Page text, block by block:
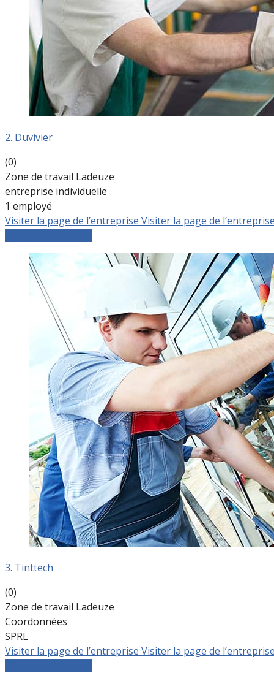
2. Duvivier
(0)
Zone de travail Ladeuze
entreprise individuelle
1 employé
Visiter la page de l’entreprise Visiter la page de
3. Tinttech
(0)
Zone de travail Ladeuze
Coordonnées
SPRL
Visiter la page de l’entreprise Visiter la page de